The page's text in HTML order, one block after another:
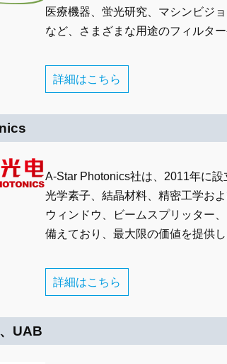
医療機器、蛍光研究、マシンビジ
など、さまざまな用途のフィルタ
詳細はこちら
A-Star Photonics社は、2011年に
光学素子、結晶材料、精密工学お
ウィンドウ、ビームスプリッター
備えており、最大限の価値を提供し
詳細はこちら
UAB